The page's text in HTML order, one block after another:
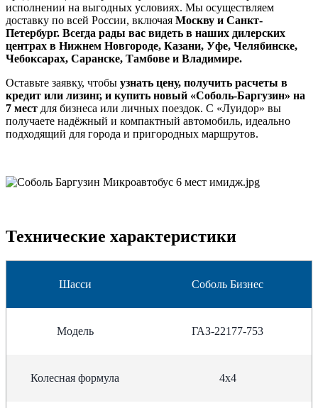
исполнении на выгодных условиях. Мы осуществляем
доставку по всей России, включая Москву и Санкт-
Петербург. Всегда рады вас видеть в наших дилерских
центрах в Нижнем Новгороде, Казани, Уфе, Челябинске,
Чебоксарах, Саранске, Тамбове и Владимире.
Оставьте заявку, чтобы узнать цену, получить расчеты в
кредит или лизинг, и купить новый «Соболь-Баргузин» на
7 мест для бизнеса или личных поездок. С «Луидор» вы
получаете надёжный и компактный автомобиль, идеально
подходящий для города и пригородных маршрутов.
Технические характеристики
Шасси Соболь Бизнес
Модель ГАЗ-22177-753
Колесная формула 4х4